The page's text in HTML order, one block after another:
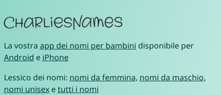
La vostra app dei nomi per bambini disponibile per
Android e iPhone
Lessico dei nomi: nomi da femmina, nomi da maschio,
nomi unisexetutti i nomi